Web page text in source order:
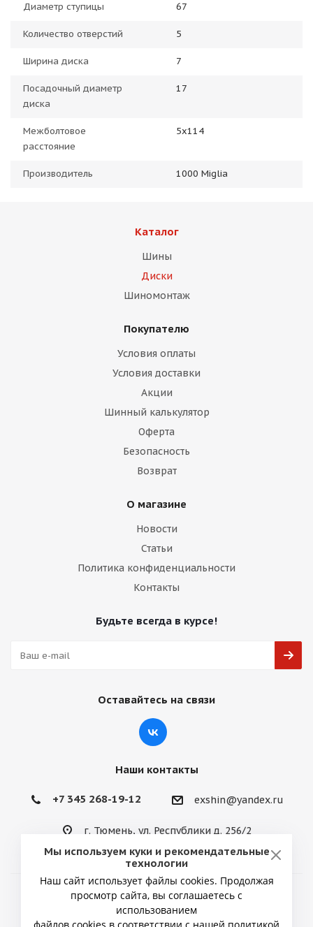
Диаметр ступицы 67
Количество отверстий 5
Ширина диска 7
Посадочный диаметр
диска
17
Межболтовое
расстояние
5x114
Производитель 1000 Miglia
Каталог
Шины
Диски
Шиномонтаж
Покупателю
Условия оплаты
Условия доставки
Акции
Шинный калькулятор
Оферта
Безопасность
Возврат
О магазине
Новости
Статьи
Политика конфиденциальности
Контакты
Будьте всегда в курсе!
Оставайтесь на связи
Наши контакты
+7 345 268-19-12 exshin@yandex.ru
г. Тюмень, ул. Республики д. 256/2
2026 © ИП Снытко Юрий Викторович
Мы используем куки и рекомендательные
технологии
Наш сайт использует файлы cookies. Продолжая
просмотр сайта, вы соглашаетесь с
использованием